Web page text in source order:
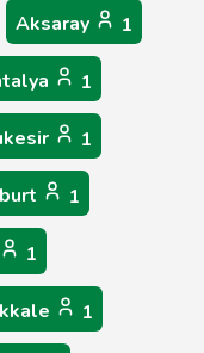
Aksaray 1
1
1
1
1
1